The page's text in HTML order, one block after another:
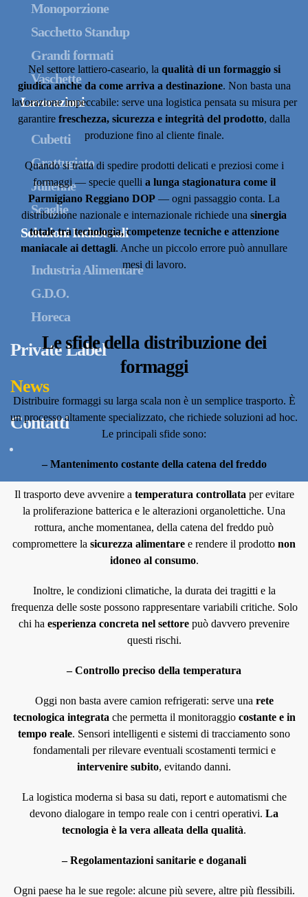
Monoporzione
Sacchetto Standup
Grandi formati
Vaschette
Lavorazioni
Cubetti
Grattugiato
Julienne
Scaglie
Soluzioni Industriali
Industria Alimentare
G.D.O.
Horeca
Private Label
News
Contatti
Nel settore lattiero-caseario, la qualità di un formaggio si
giudica anche da come arriva a destinazione. Non basta una
lavorazione impeccabile: serve una logistica pensata su misura per
garantire freschezza, sicurezza e integrità del prodotto, dalla
produzione fino al cliente finale.
Quando si tratta di spedire prodotti delicati e preziosi come i
formaggi — specie quelli a lunga stagionatura come il
Parmigiano Reggiano DOP — ogni passaggio conta. La
distribuzione nazionale e internazionale richiede una sinergia
totale tra tecnologia, competenze tecniche e attenzione
maniacale ai dettagli. Anche un piccolo errore può annullare
mesi di lavoro.
Le sfide della distribuzione dei
formaggi
Distribuire formaggi su larga scala non è un semplice trasporto. È
un processo altamente specializzato, che richiede soluzioni ad hoc.
Le principali sfide sono:
– Mantenimento costante della catena del freddo
Il trasporto deve avvenire a temperatura controllata per evitare
la proliferazione batterica e le alterazioni organolettiche. Una
rottura, anche momentanea, della catena del freddo può
compromettere la sicurezza alimentare e rendere il prodotto non
idoneo al consumo.
Inoltre, le condizioni climatiche, la durata dei tragitti e la
frequenza delle soste possono rappresentare variabili critiche. Solo
chi ha esperienza concreta nel settore può davvero prevenire
questi rischi.
– Controllo preciso della temperatura
Oggi non basta avere camion refrigerati: serve una rete
tecnologica integrata che permetta il monitoraggio costante e in
tempo reale. Sensori intelligenti e sistemi di tracciamento sono
fondamentali per rilevare eventuali scostamenti termici e
intervenire subito, evitando danni.
La logistica moderna si basa su dati, report e automatismi che
devono dialogare in tempo reale con i centri operativi. La
tecnologia è la vera alleata della qualità.
– Regolamentazioni sanitarie e doganali
Ogni paese ha le sue regole: alcune più severe, altre più flessibili.